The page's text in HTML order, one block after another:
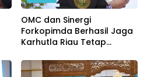
OMC dan Sinergi
Forkopimda Berhasil Jaga
Karhutla Riau Tetap